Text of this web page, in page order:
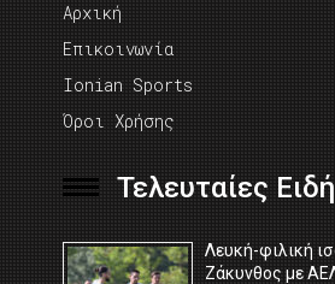
Αρχική
Επικοινωνία
Ionian Sports
Όροι Χρήσης
Τελευταίες
Λευκή-φιλική
Ζάκυνθος με